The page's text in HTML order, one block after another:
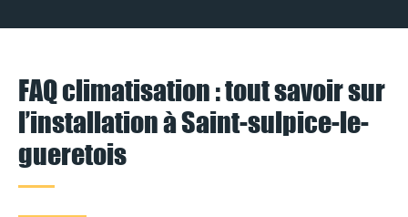
FAQ climatisation : tout savoir sur
l’installation à Saint-sulpice-le-
gueretois